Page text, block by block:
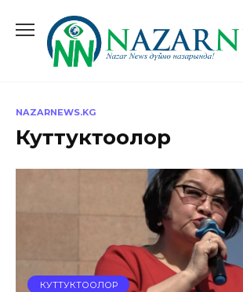
содержанию
NAZARNEWS.KG
Куттуктоолор
КУТТУКТООЛОР